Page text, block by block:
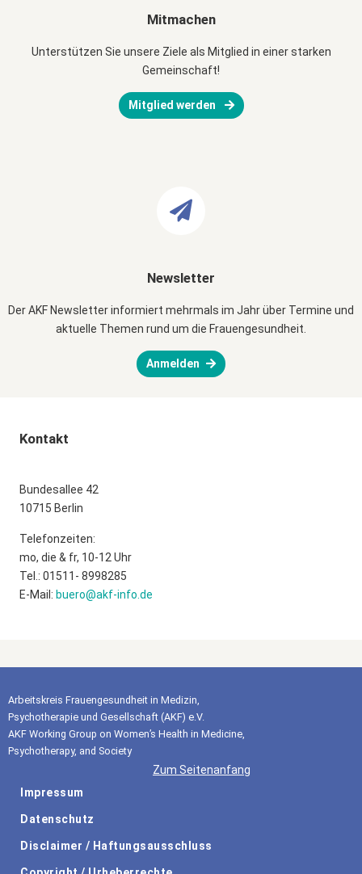
Mitmachen
Unterstützen Sie unsere Ziele als Mitglied in einer starken
Gemeinschaft!
Mitglied werden
Newsletter
Der AKF Newsletter informiert mehrmals im Jahr über Termine und
aktuelle Themen rund um die Frauengesundheit.
Anmelden
Kontakt
Bundesallee 42
10715 Berlin
Telefonzeiten:
mo, die & fr, 10-12 Uhr
Tel.: 01511- 8998285
E-Mail: buero@akf-info.de
Arbeitskreis Frauengesundheit in Medizin,
Psychotherapie und Gesellschaft (AKF) e.V.
AKF Working Group on Women’s Health in Medicine,
Psychotherapy, and Society
Zum Seitenanfang
Impressum
Datenschutz
Disclaimer / Haftungsausschluss